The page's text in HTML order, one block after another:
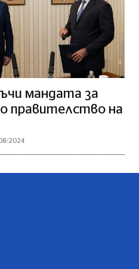
мандата за
правителство на
2024